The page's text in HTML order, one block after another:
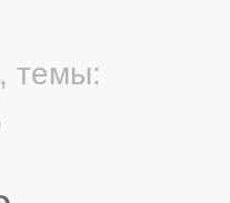
темы: